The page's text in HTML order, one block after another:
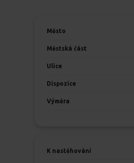
Město
Městská část
Ulice
Dispozice
Výměra
K nastěhování